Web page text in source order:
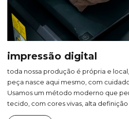
impressão digital
toda nossa produção é própria e
peça nasce aqui mesmo, com
Usamos um método moderno que
tecido, com cores vivas, alta